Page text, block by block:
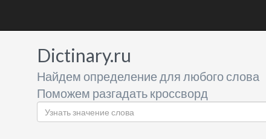
Dictinary.ru
Найдем определение для любого слова
Поможем разгадать кроссворд